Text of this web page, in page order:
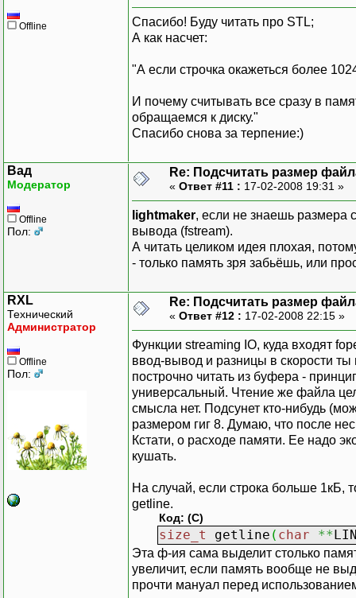
Offline
Спасибо! Буду читать про STL;
А как насчет:
"А если строчка окажеться более
И почему считывать все сразу в
обращаемся к диску."
Спасибо снова за терпение:)
Вад
Модератор
Offline
Пол:
Re: Подсчитать размер
« Ответ #11 : 17-02-2008 19:31 »
lightmaker, если не знаешь размера
вывода (fstream).
А читать целиком идея плохая,
- только память зря забьёшь, или
RXL
Технический
Администратор
Offline
Пол:
Re: Подсчитать размер
« Ответ #12 : 17-02-2008 22:15 »
Функции streaming IO, куда входят
ввод-вывод и разницы в скорости ты
построчно читать из буфера -
универсальный. Чтение же файла
смысла нет. Подсунет кто-нибудь
размером гиг 8. Думаю, что после
Кстати, о расходе памяти. Ее надо
кушать.
На случай, если строка больше 1кБ,
getline.
Код: (C)
size_t getline ( char **
Эта ф-ия сама выделит столько
увеличит, если память вообще не
прочти мануал перед